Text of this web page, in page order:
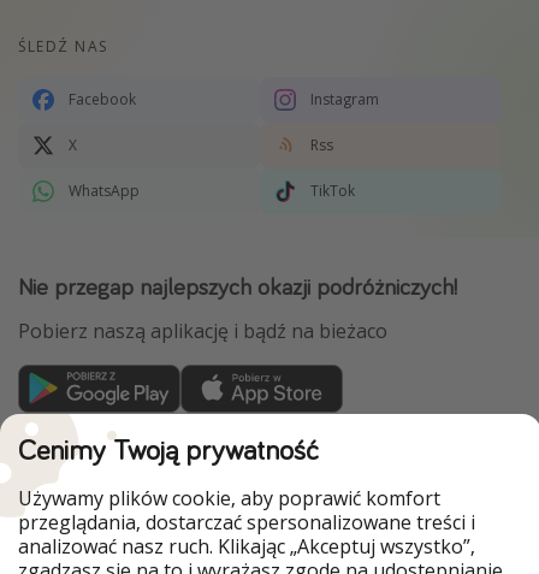
ŚLEDŹ NAS
Facebook Instagram
X Rss
WhatsApp TikTok
Nie przegap najlepszych okazji podróżniczych!
Pobierz naszą aplikację i bądź na bieżaco
WakacyjniPiraci są częścią Grupy HolidayPirates
Nasze rynki
PiratinViaggio
HolidayPirates
VakantiePiraten
VoyagesPirates
Cenimy Twoją prywatność
Używamy plików cookie, aby poprawić komfort
przeglądania, dostarczać spersonalizowane treści i
analizować nasz ruch. Klikając „Akceptuj wszystko”,